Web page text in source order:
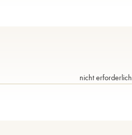
nicht erforderlich